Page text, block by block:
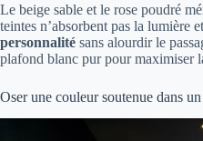
Le beige sable et le rose poudré
teintes n’absorbent pas la lumière
personnalité sans alourdir le
plafond blanc pur pour maximiser
Oser une couleur soutenue dans